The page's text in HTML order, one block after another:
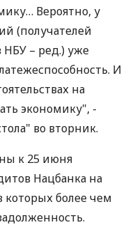
Вероятно, у
(получателей
– ред.) уже
И
на
экономику", -
во вторник.
к 25 июня
Нацбанка на
более чем